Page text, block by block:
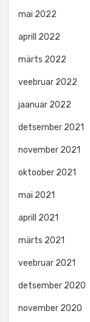
mai 2022
aprill 2022
märts 2022
veebruar 2022
jaanuar 2022
detsember 2021
november 2021
oktoober 2021
mai 2021
aprill 2021
märts 2021
veebruar 2021
detsember 2020
november 2020